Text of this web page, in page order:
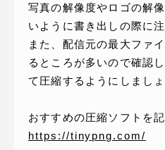
写真の解像度やロゴの解
いように書き出しの際に
また、配信元の最大ファ
るところが多いので確認
て圧縮するようにしましょ
おすすめの圧縮ソフトを
https://tinypng.com/